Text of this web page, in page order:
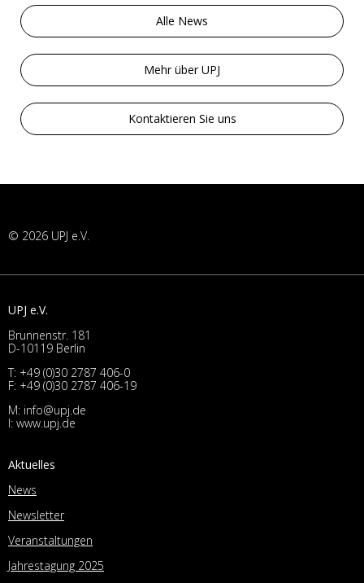
Alle News
Mehr über UPJ
Kontaktieren Sie uns
© 2026 UPJ e.V.
UPJ e.V.
Brunnenstr. 181
D-10119 Berlin
T: +49 (0)30 2787 406-0
F: +49 (0)30 2787 406-19
M: info@upj.de
I: www.upj.de
Aktuelles
News
Newsletter
Veranstaltungen
Jahrestagung 2025